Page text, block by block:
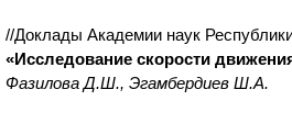
//Доклады Академии наук
«Исследование скорости
Фазилова Д.Ш., Эгамбердиев Ш.А.